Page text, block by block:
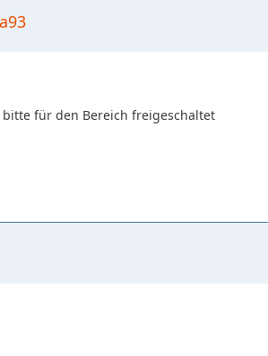
bitte für den Bereich freigeschaltet